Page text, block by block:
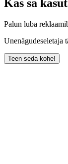
Kas sa
Palun luba
Unenägudeseletaja
Teen seda kohe!